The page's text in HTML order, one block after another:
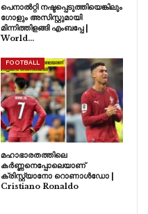
പെനാൽറ്റി നഷ്ടപ്പെടുത്തിയെങ്കിലും
ഗോളും അസിസ്റ്റുമായി
മിന്നിത്തിളങ്ങി എംബപ്പേ |
World…
FOOTBALL
മഹാഭാരതത്തിലെ
കർണ്ണനെപ്പോലെയാണ്
ക്രിസ്റ്റ്യാനോ റൊണാൾഡോ |
Cristiano Ronaldo